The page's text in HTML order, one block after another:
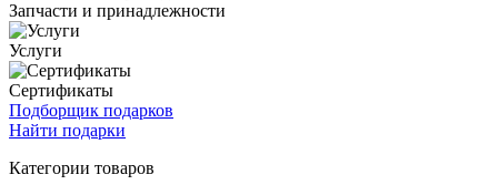
Запчасти и принадлежности
Услуги
Сертификаты
Подборщик подарков
Найти подарки
Категории товаров